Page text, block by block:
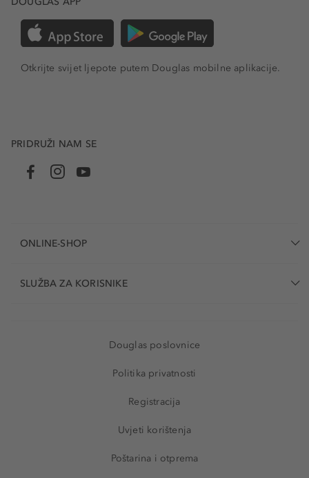
Otkrijte svijet ljepote putem Douglas mobilne aplikacije.
PRIDRUŽI NAM SE
ONLINE-SHOP
SLUŽBA ZA KORISNIKE
Douglas poslovnice
Politika privatnosti
Registracija
Uvjeti korištenja
Poštarina i otprema